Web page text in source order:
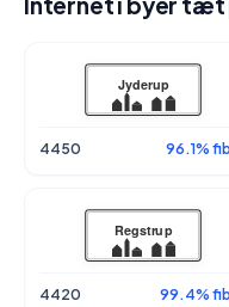
4450 96.1%
4420 99.4%